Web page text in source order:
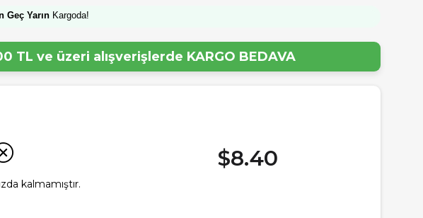
Geç Yarın Kargoda!
TL ve üzeri alışverişlerde KARGO BEDAVA
kalmamıştır.
$8.40